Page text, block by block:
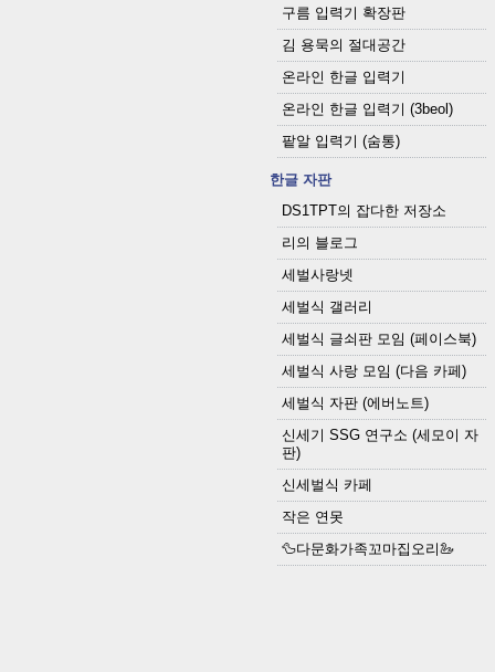
구름 입력기 확장판
김 용묵의 절대공간
온라인 한글 입력기
온라인 한글 입력기 (3beol)
팥알 입력기 (숨통)
한글 자판
DS1TPT의 잡다한 저장소
리의 블로그
세벌사랑넷
세벌식 갤러리
세벌식 글쇠판 모임 (페이스북)
세벌식 사랑 모임 (다음 카페)
세벌식 자판 (에버노트)
신세기 SSG 연구소 (세모이 자
판)
신세벌식 카페
작은 연못
🦆다문화가족꼬마집오리🦢